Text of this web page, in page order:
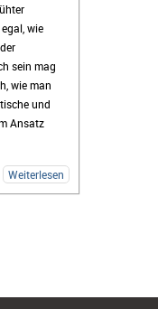
wie
sein mag
wie man
und
Ansatz
Weiterlesen